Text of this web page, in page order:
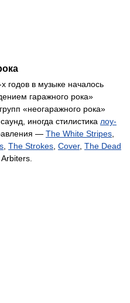
годов в музыке началось
гаражного рока»
«неогаражного рока»
иногда стилистика лоу-
— The White Stripes,
, The Strokes, Cover, The Dead